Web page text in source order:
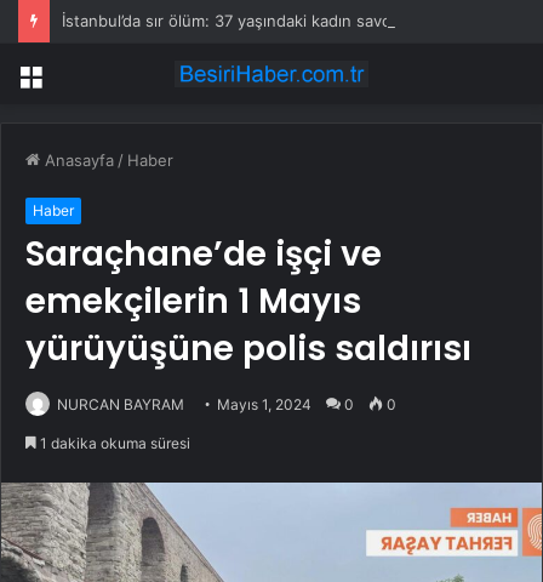
Menü
Anasayfa / Haber
Haber
Saraçhane’de işçi ve
emekçilerin 1 Mayıs
yürüyüşüne polis saldırısı
NURCAN BAYRAM Mayıs 1, 2024 0 0
1 dakika okuma süresi